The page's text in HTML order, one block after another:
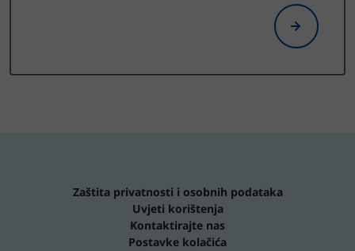
Zaštita privatnosti i osobnih podataka
Uvjeti korištenja
Kontaktirajte nas
Postavke kolačića